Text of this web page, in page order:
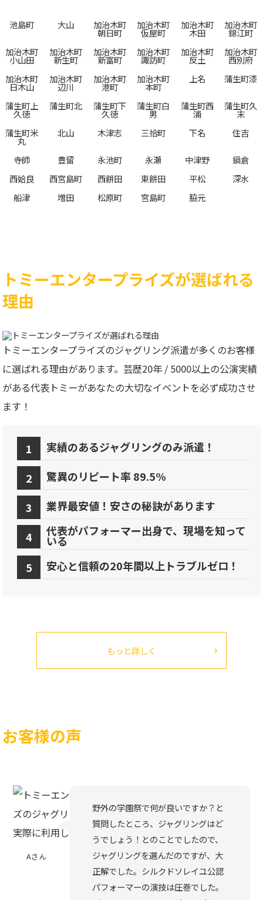
池島町 大山 加治木町
朝日町
加治木町
仮屋町
加治木町
木田
加治木町
錦江町
加治木町
小山田
加治木町
新生町
加治木町
新富町
加治木町
諏訪町
加治木町
反土
加治木町
西別府
加治木町
日木山
加治木町
辺川
加治木町
港町
加治木町
本町
上名 蒲生町漆
蒲生町上
久徳
蒲生町北 蒲生町下
久徳
蒲生町白
男
蒲生町西
浦
蒲生町久
末
蒲生町米
丸
北山 木津志 三拾町 下名 住吉
寺師 豊留 永池町 永瀬 中津野
鍋倉
西姶良
西宮島町 西餠田 東餠田 平松
深水
船津
増田 松原町 宮島町 脇元
トミーエンタープライズが選ばれる
理由
トミーエンタープライズのジャグリング派遣が多くのお客様
に選ばれる理由があります。芸歴20年 / 5000以上の公演実績
がある代表トミーがあなたの大切なイベントを必ず成功させ
ます！
実績のあるジャグリングのみ派遣！
驚異のリピート率 89.5%
業界最安値！安さの秘訣があります
代表がパフォーマー出身で、現場を知って
いる
安心と信頼の20年間以上トラブルゼロ！
もっと詳しく
お客様の声
Aさん
野外の学園祭で何が良いですか？と
質問したところ、ジャグリングはど
うでしょう！とのことでしたので、
ジャグリングを選んだのですが、大
正解でした。シルクドソレイユ公認
パフォーマーの演技は圧巻でした。